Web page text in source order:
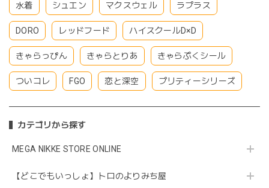
水着 シュエン マクスウェル ラプラス
DORO レッドフード ハイスクールD×D
きゃらっぴん きゃらとりあ きゃらぷくシール
ついコレ FGO 恋と深空 プリティーシリーズ
カテゴリから探す
MEGA NIKKE STORE ONLINE
【どこでもいっしょ】トロのよりみち屋